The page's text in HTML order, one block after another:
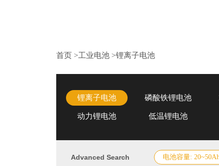
首页 >工业电池 >锂离子电池
锂离子电池 磷酸铁锂电池
动力锂电池 低温锂电池
Advanced Search 电池容量: